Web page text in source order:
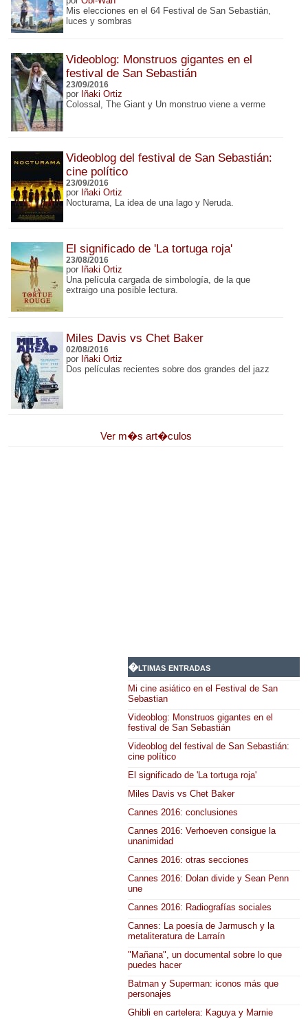
Mis elecciones en el 64 Festival de San Sebastián,
luces y sombras
Videoblog: Monstruos gigantes en el
festival de San Sebastián
23/09/2016
por Iñaki Ortiz
Colossal, The Giant y Un monstruo viene a verme
Videoblog del festival de San Sebastián:
cine político
23/09/2016
por Iñaki Ortiz
Nocturama, La idea de una lago y Neruda.
El significado de 'La tortuga roja'
23/08/2016
por Iñaki Ortiz
Una película cargada de simbología, de la que
extraigo una posible lectura.
Miles Davis vs Chet Baker
02/08/2016
por Iñaki Ortiz
Dos películas recientes sobre dos grandes del jazz
Ver m�s art�culos
�ltimas entradas
Mi cine asiático en el Festival de San
Sebastian
Videoblog: Monstruos gigantes en el
festival de San Sebastián
Videoblog del festival de San Sebastián:
cine político
El significado de 'La tortuga roja'
Miles Davis vs Chet Baker
Cannes 2016: conclusiones
Cannes 2016: Verhoeven consigue la
unanimidad
Cannes 2016: otras secciones
Cannes 2016: Dolan divide y Sean Penn
une
Cannes 2016: Radiografías sociales
Cannes: La poesía de Jarmusch y la
metaliteratura de Larraín
"Mañana", un documental sobre lo que
puedes hacer
Batman y Superman: iconos más que
personajes
Ghibli en cartelera: Kaguya y Marnie